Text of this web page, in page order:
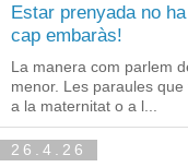
Estar prenyada no
cap embaràs!
La manera com parlem
menor. Les paraules
a la maternitat o a l...
26.4.26